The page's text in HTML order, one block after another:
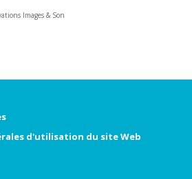
Images & Son
d'utilisation du site Web